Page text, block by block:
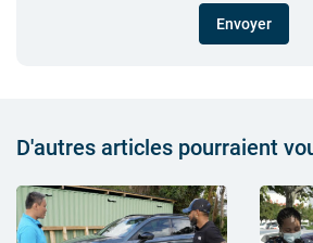
Envoyer
D'autres articles pourraient